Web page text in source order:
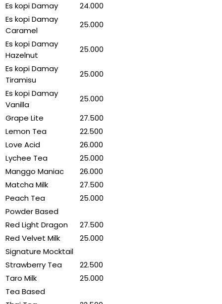
Es kopi Damay
24.000
Es kopi Damay
Caramel
25.000
Es kopi Damay
Hazelnut
25.000
Es kopi Damay
Tiramisu
25.000
Es kopi Damay
Vanilla
25.000
Grape Lite
27.500
Lemon Tea
22.500
Love Acid
26.000
Lychee Tea
25.000
Manggo Maniac
26.000
Matcha Milk
27.500
Peach Tea
25.000
Powder Based
Red Light Dragon
27.500
Red Velvet Milk
25.000
Signature Mocktail
Strawberry Tea
22.500
Taro Milk
25.000
Tea Based